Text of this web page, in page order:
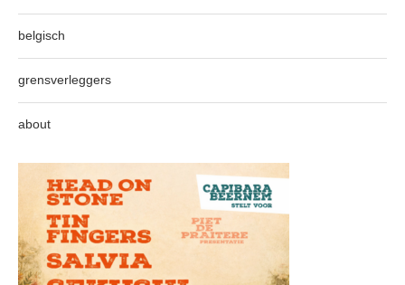
belgisch
grensverleggers
about